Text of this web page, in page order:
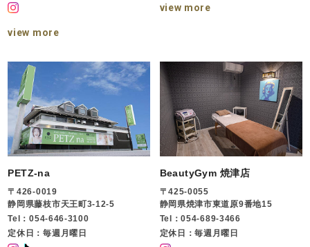
view more
view more
PETZ-na
〒426-0019
静岡県藤枝市天王町3-12-5
Tel：054-646-3100
定休日：毎週月曜日
BeautyGym 焼津店
〒425-0055
静岡県焼津市東道原9番地15
Tel：054-689-3466
定休日：毎週月曜日